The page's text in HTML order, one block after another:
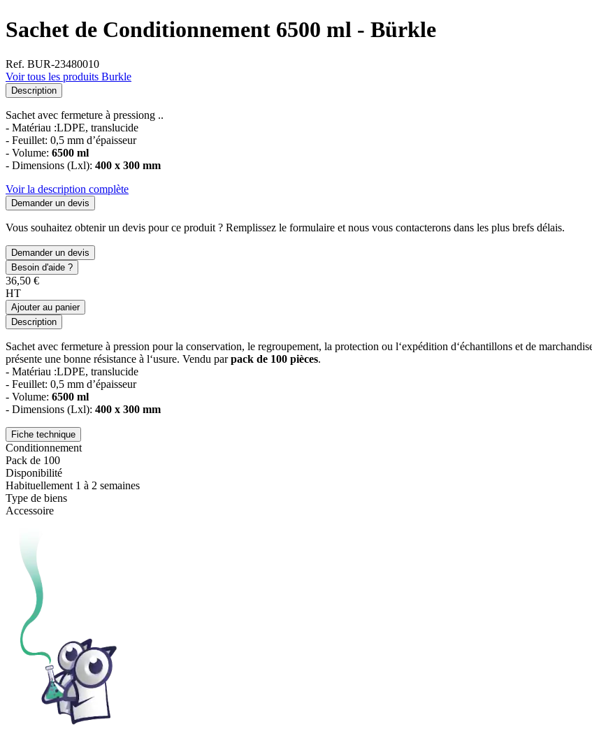
Sachet de Conditionnement 6500 ml - Bürkle
Ref. BUR-23480010
Voir tous les produits Burkle
Description
Sachet avec fermeture à pressiong ..
- Matériau :LDPE, translucide
- Feuillet: 0,5 mm d’épaisseur
- Volume: 6500 ml
- Dimensions (Lxl): 400 x 300 mm
Voir la description complète
Demander un devis
Vous souhaitez obtenir un devis pour ce produit ? Remplissez le formulaire et nous vous contacterons dans les plus brefs délais.
Demander un devis
Besoin d'aide ?
36,50 €
HT
Ajouter au panier
Description
Sachet avec fermeture à pression pour la conservation, le regroupement, la protection ou l‘expédition d‘échantillons et de
présente une bonne résistance à l‘usure. Vendu parpack de 100 pièces.
- Matériau :LDPE, translucide
- Feuillet: 0,5 mm d’épaisseur
- Volume: 6500 ml
- Dimensions (Lxl): 400 x 300 mm
Fiche technique
Conditionnement
Pack de 100
Disponibilité
Habituellement 1 à 2 semaines
Type de biens
Accessoire